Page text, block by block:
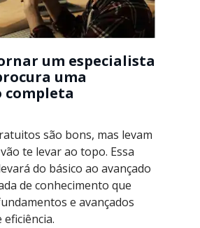
um especialista
uma
completa
são bons, mas levam
te levar ao topo. Essa
do básico ao avançado
de conhecimento que
e avançados
eficiência.